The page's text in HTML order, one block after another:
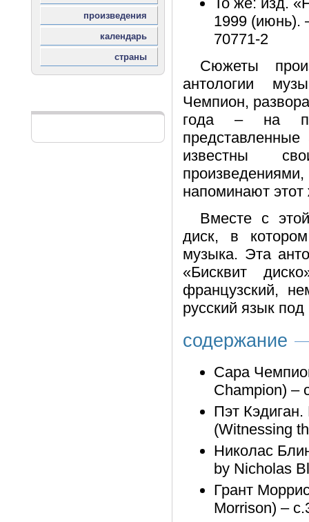
1999 (июнь).
70771-2
Сюжеты
антологии
Чемпион,
года – на
известны
напоминают этот
Вместе с
диск, в котором
музыка. Эта
«Бисквит
французский,
русский язык
содержание
Сара
Champion) –
Пэт
(Witnessing
Николас
by Nicholas
Грант
Morrison) –